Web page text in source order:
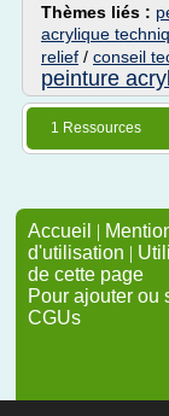
Thèmes liés :
acrylique
relief / conseil
peinture
1 Ressources
Accueil |
d'utilisation |
de cette page
Pour ajouter ou
CGUs